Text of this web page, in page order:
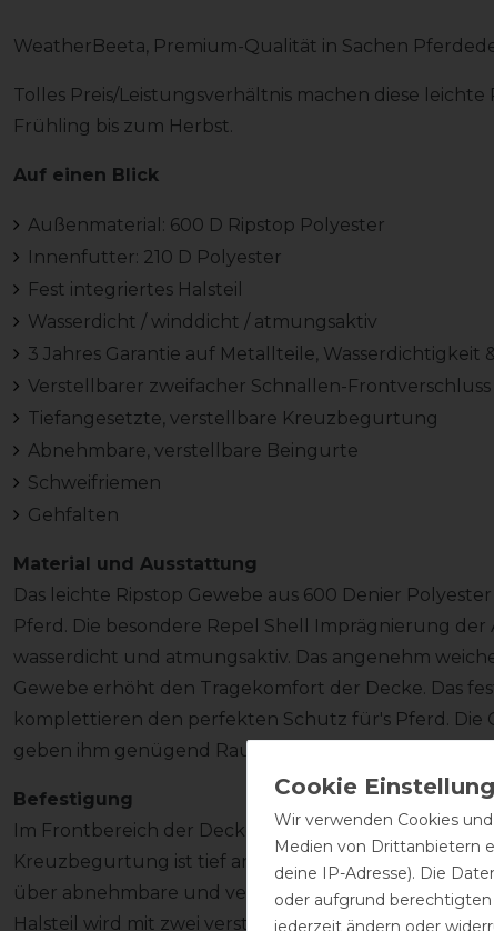
WeatherBeeta, Premium-Qualität in Sachen
Tolles Preis/Leistungsverhältnis machen diese
Frühling bis zum Herbst.
Auf einen Blick
Außenmaterial: 600 D Ripstop Polyester
Innenfutter: 210 D Polyester
Fest integriertes Halsteil
Wasserdicht / winddicht / atmungsaktiv
3 Jahres Garantie auf Metallteile, Wasserdichtigkeit
Verstellbarer zweifacher Schnallen-Frontverschluss
Tiefangesetzte, verstellbare Kreuzbegurtung
Abnehmbare, verstellbare Beingurte
Schweifriemen
Gehfalten
Material und Ausstattung
Das leichte Ripstop Gewebe aus 600 Denier
Pferd. Die besondere Repel Shell Imprägnierung
wasserdicht und atmungsaktiv. Das angenehm
Gewebe erhöht den Tragekomfort der Decke. Das
komplettieren den perfekten Schutz für's Pferd. Die
geben ihm genügend Raum für Bewegung.
Befestigung
Im Frontbereich der Decke wird diese mit zwei
Kreuzbegurtung ist tief angesetzt und optimal
über abnehmbare und verstellbare Beinschnüre
Halsteil wird mit zwei verstellbaren
Wir verwenden Cookies
Medien von Drittanbietern
deine IP-Adresse). Die
oder aufgrund
jederzeit ändern oder